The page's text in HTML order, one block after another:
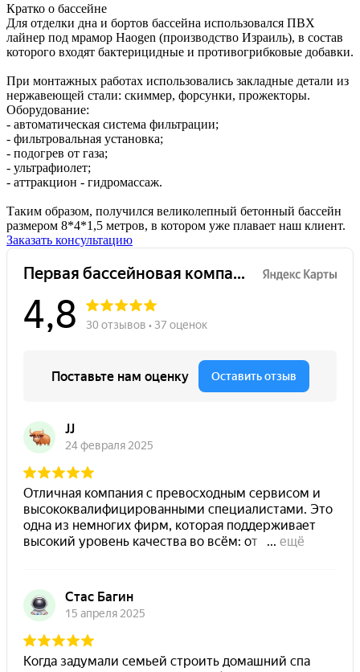
Кратко о бассейне
Для отделки дна и бортов бассейна использовался ПВХ
лайнер под мрамор Haogen (производство Израиль), в состав
которого входят бактерицидные и противогрибковые добавки.
При монтажных работах использовались закладные детали из
нержавеющей стали: скиммер, форсунки, прожекторы.
Оборудование:
- автоматическая система фильтрации;
- фильтровальная установка;
- подогрев от газа;
- ультрафиолет;
- аттракцион - гидромассаж.
Таким образом, получился великолепный бетонный бассейн
размером 8*4*1,5 метров, в котором уже плавает наш клиент.
Заказать консультацию